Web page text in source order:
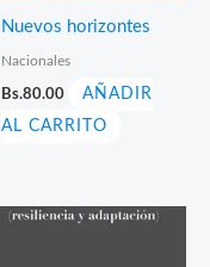
Nuevos horizontes
Nacionales
Bs.80.00
AÑADIR
AL CARRITO